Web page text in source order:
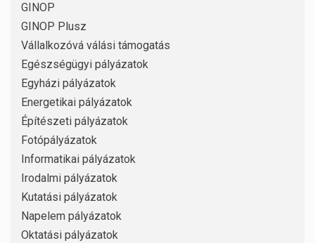
GINOP
GINOP Plusz
Vállalkozóvá válási támogatás
Egészségügyi pályázatok
Egyházi pályázatok
Energetikai pályázatok
Építészeti pályázatok
Fotópályázatok
Informatikai pályázatok
Irodalmi pályázatok
Kutatási pályázatok
Napelem pályázatok
Oktatási pályázatok